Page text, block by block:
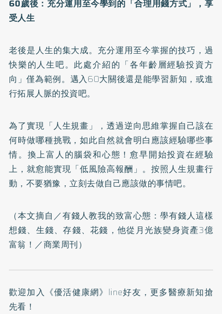
60歲後：充分運用至今學到的「合理用錢方式」，享
受人生
老後是人生的集大成。充分運用至今掌握的技巧，過
快樂的人生吧。此處介紹的「各年齡層經驗投資方
向」僅為範例。邁入60大關後還是能學習新知，或進
行拓展人脈的投資吧。
為了實現「人生規畫」，透過逆向思維掌握自己該在
何時做哪種挑戰，如此自然就會明白應該經驗哪些事
情。換上富人的腦袋和心態！愈早開始投資在經驗
上，就愈能實現「低風險高報酬」。按照人生規畫行
動，不要猶豫，立刻去做自己應該做的事情吧。
（本文摘自／有錢人教我的致富心態：學有錢人這樣
想錢、生錢、存錢、花錢，他從月光族變身資產3億
富翁！ ／商業周刊）
歡迎加入 《優活健康網》line好友 ，更多醫療新知搶
先看！